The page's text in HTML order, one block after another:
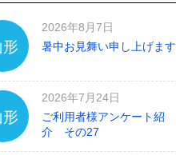
形
2026年8月7日
暑中お見舞い申し上げます
形
2026年7月24日
ご利用者様アンケート紹
介 その27